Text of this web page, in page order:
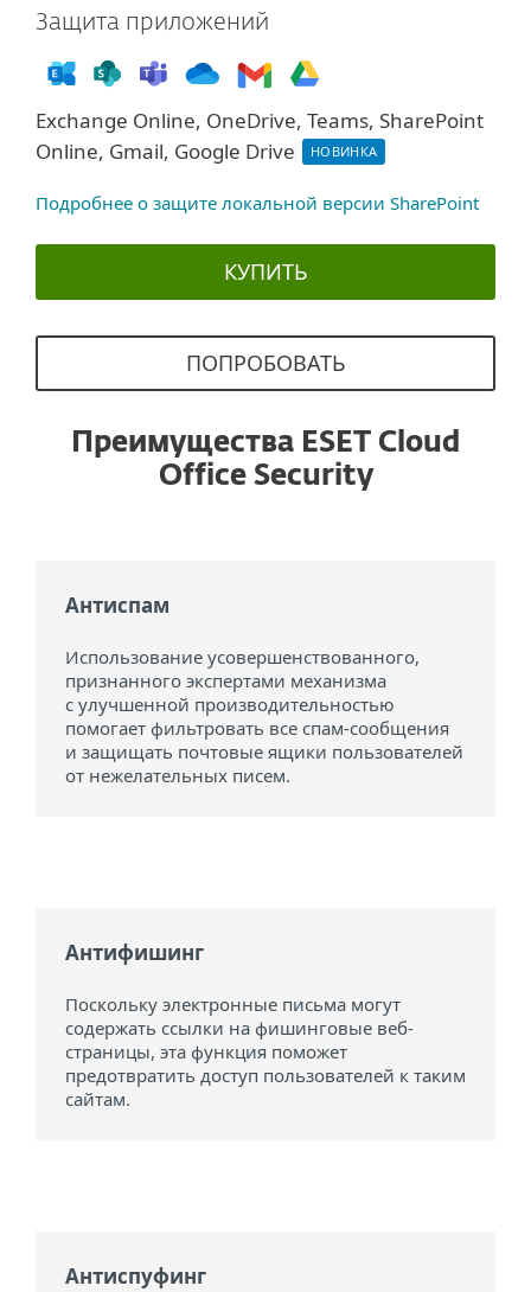
Защита приложений
Exchange Online, OneDrive, Teams, SharePoint
Online, Gmail, Google Drive
НОВИНКА
Подробнее о защите локальной версии SharePoint
КУПИТЬ
ПОПРОБОВАТЬ
Преимущества ESET Cloud
Office Security
Антиспам
Использование усовершенствованного,
признанного экспертами механизма
с улучшенной производительностью
помогает фильтровать все спам-сообщения
и защищать почтовые ящики пользователей
от нежелательных писем.
Антифишинг
Поскольку электронные письма могут
содержать ссылки на фишинговые веб-
страницы, эта функция поможет
предотвратить доступ пользователей к таким
сайтам.
Антиспуфинг